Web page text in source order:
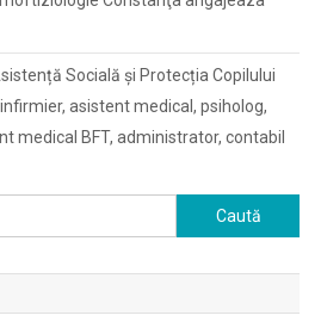
Socială și Protecția Copilului
asistent medical, psiholog,
medical BFT, administrator, contabil
Caută
după: